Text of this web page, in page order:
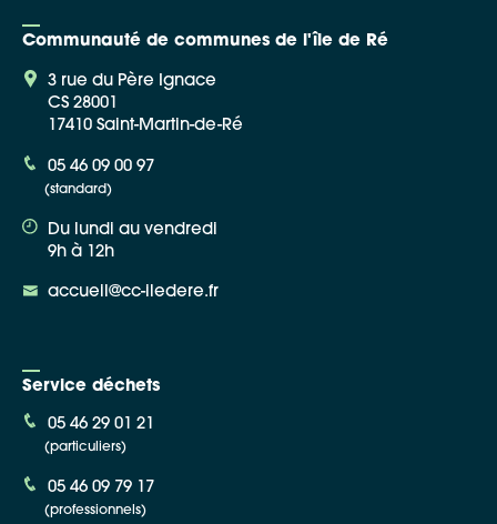
Communauté de communes de l'île de Ré
3 rue du Père Ignace
CS 28001
17410 Saint-Martin-de-Ré
05 46 09 00 97
(standard)
Du lundi au vendredi
9h à 12h
accueil@cc-iledere.fr
Service déchets
05 46 29 01 21
(particuliers)
05 46 09 79 17
(professionnels)